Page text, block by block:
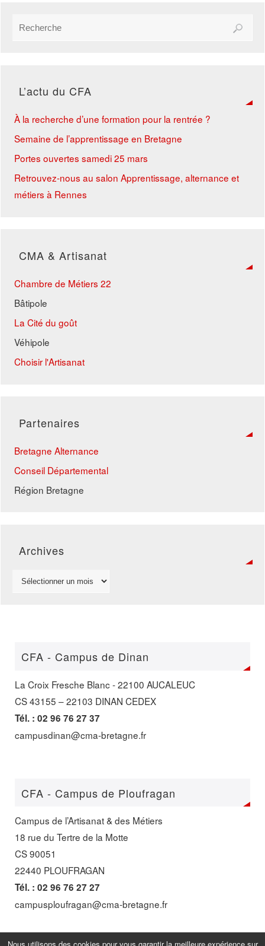
L’actu du CFA
À la recherche d’une formation pour la rentrée ?
Semaine de l’apprentissage en Bretagne
Portes ouvertes samedi 25 mars
Retrouvez-nous au salon Apprentissage, alternance et
métiers à Rennes
CMA & Artisanat
Chambre de Métiers 22
Bâtipole
La Cité du goût
Véhipole
Choisir l'Artisanat
Partenaires
Bretagne Alternance
Conseil Départemental
Région Bretagne
Archives
CFA - Campus de Dinan
La Croix Fresche Blanc - 22100 AUCALEUC
CS 43155 – 22103 DINAN CEDEX
Tél. : 02 96 76 27 37
campusdinan@cma-bretagne.fr
CFA - Campus de Ploufragan
Campus de l’Artisanat & des Métiers
18 rue du Tertre de la Motte
CS 90051
22440 PLOUFRAGAN
Tél. : 02 96 76 27 27
campusploufragan@cma-bretagne.fr